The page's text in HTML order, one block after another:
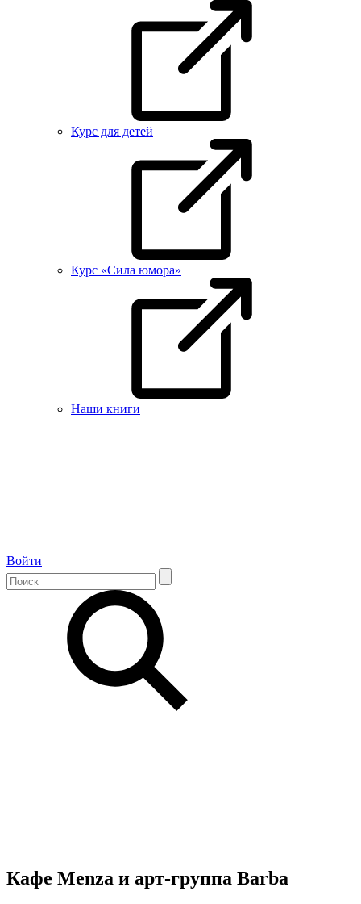
Курс для детей
Курс «Сила юмора»
Наши книги
Войти
Кафе Menza и арт-группа Barba